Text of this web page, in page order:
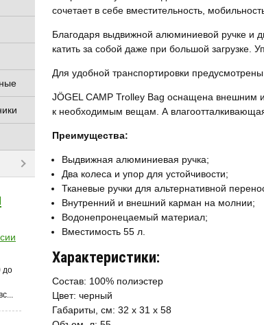
до
сочетает в себе вместительность,
Благодаря выдвижной алюминиевой ручке и
катить за собой даже при большой загрузке.
Для удобной транспортировки
JÖGEL CAMP Trolley Bag оснащена внешним
к необходимым вещам. А
Преимущества:
Выдвижная алюминиевая ручка;
Два колеса и упор для устойчивости;
Тканевые ручки для альтернативной
Внутренний и внешний карман на молнии;
Водонепронецаемый материал;
Вместимость 55 л.
Характеристики:
Состав: 100% полиэстер
Цвет: черный
Габариты, см: 32 х 31 х 58